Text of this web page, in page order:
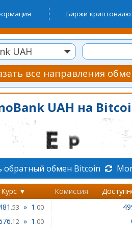
Биржи
UAH
все направления
UAH на
обратный обмен Bitcoin
Курс ▼ Комиссия
.53 » 1 .00
.12 » 1 .00